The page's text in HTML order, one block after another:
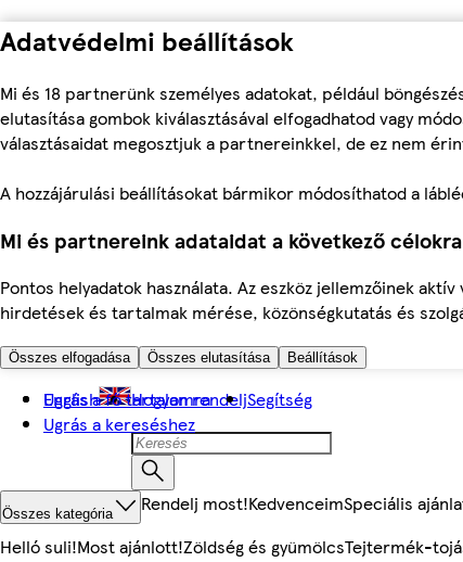
Adatvédelmi beállítások
Mi és 18 partnerünk személyes adatokat, például
elutasítása gombok kiválasztásával elfogadhatod vagy
választásaidat megosztjuk a partnereinkkel, de ez nem
A hozzájárulási beállításokat bármikor módosíthatod a
Mi és partnereink adataidat a következő
Pontos helyadatok használata. Az eszköz jellemzőinek
hirdetések és tartalmak mérése, közönségkutatás és
Összes elfogadása Összes elutasítása Beállítások
Ugrás a fő tartalomra
Ugrás a kereséshez
English Hogyan rendeljSegítség
Összes kategória Rendelj most!KedvenceimSpeciális
Helló suli!Most ajánlott!Zöldség és gyümölcsTejtermék-